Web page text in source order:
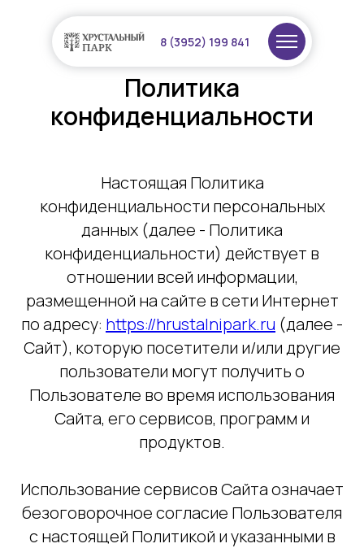
8 (3952) 199 841
Политика
конфиденциальности
Настоящая Политика
конфиденциальности персональных
данных (далее - Политика
конфиденциальности) действует в
отношении всей информации,
размещенной на сайте в сети Интернет
по адресу: https://hrustalnipark.ru (далее -
Сайт), которую посетители и/или другие
пользователи могут получить о
Пользователе во время использования
Сайта, его сервисов, программ и
продуктов.
Использование сервисов Сайта означает
безоговорочное согласие Пользователя
с настоящей Политикой и указанными в